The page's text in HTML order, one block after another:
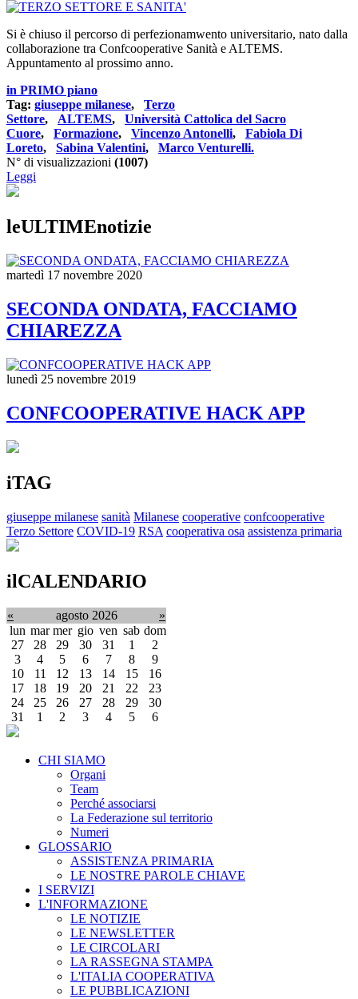
Si è chiuso il percorso di perfezionamwento universitario, nato dalla
collaborazione tra Confcooperative Sanità e ALTEMS.
Appuntamento al prossimo anno.
in PRIMO piano
Tag: giuseppe milanese, Terzo
Settore, ALTEMS, Università Cattolica del Sacro
Cuore, Formazione, Vincenzo Antonelli, Fabiola Di
Loreto, Sabina Valentini, Marco Venturelli.
N° di visualizzazioni (1007)
Leggi
leULTIMEnotizie
martedì 17 novembre 2020
SECONDA ONDATA, FACCIAMO
CHIAREZZA
lunedì 25 novembre 2019
CONFCOOPERATIVE HACK APP
iTAG
giuseppe milanese sanità Milanese cooperative confcooperative
Terzo Settore COVID-19 RSA cooperativa osa assistenza primaria
ilCALENDARIO
« agosto 2026
»
lun mar mer gio ven sab dom
27
28 29 30 31 1
2
3
4 5 6 7 8
9
10
11 12 13 14 15
16
17
18 19 20 21 22
23
24
25 26 27 28 29
30
31
1 2 3 4 5 6
CHI SIAMO
Organi
Team
Perché associarsi
La Federazione sul territorio
Numeri
GLOSSARIO
ASSISTENZA PRIMARIA
LE NOSTRE PAROLE CHIAVE
I SERVIZI
L'INFORMAZIONE
LE NOTIZIE
LE NEWSLETTER
LE CIRCOLARI
LA RASSEGNA STAMPA
L'ITALIA COOPERATIVA
LE PUBBLICAZIONI